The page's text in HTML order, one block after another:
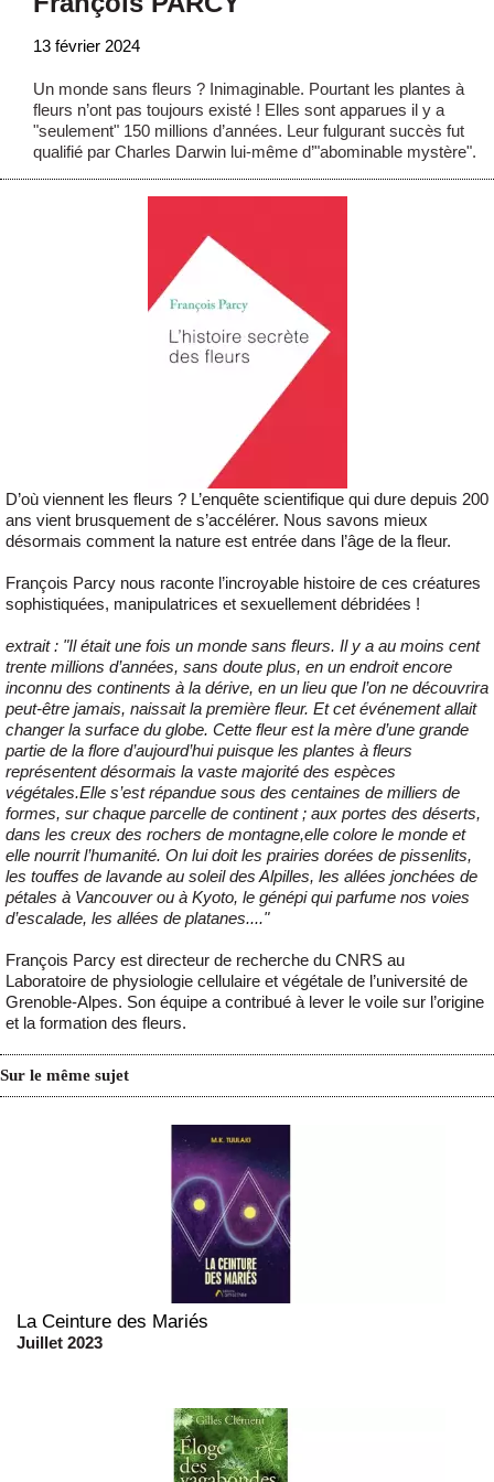
13 février 2024
Un monde sans fleurs ? Inimaginable. Pourtant les plantes à
fleurs n’ont pas toujours existé ! Elles sont apparues il y a
"seulement" 150 millions d’années. Leur fulgurant succès fut
qualifié par Charles Darwin lui-même d’"abominable mystère".
D’où viennent les fleurs ? L’enquête scientifique qui dure depuis 200
ans vient brusquement de s’accélérer. Nous savons mieux
désormais comment la nature est entrée dans l’âge de la fleur.
François Parcy nous raconte l’incroyable histoire de ces créatures
sophistiquées, manipulatrices et sexuellement débridées !
extrait : "Il était une fois un monde sans fleurs. Il y a au moins cent
trente millions d’années, sans doute plus, en un endroit encore
inconnu des continents à la dérive, en un lieu que l’on ne découvrira
peut-être jamais, naissait la première fleur. Et cet événement allait
changer la surface du globe. Cette fleur est la mère d’une grande
partie de la flore d’aujourd’hui puisque les plantes à fleurs
représentent désormais la vaste majorité des espèces
végétales.Elle s’est répandue sous des centaines de milliers de
formes, sur chaque parcelle de continent ; aux portes des déserts,
dans les creux des rochers de montagne,elle colore le monde et
elle nourrit l’humanité. On lui doit les prairies dorées de pissenlits,
les touffes de lavande au soleil des Alpilles, les allées jonchées de
pétales à Vancouver ou à Kyoto, le génépi qui parfume nos voies
d’escalade, les allées de platanes...."
François Parcy est directeur de recherche du CNRS au
Laboratoire de physiologie cellulaire et végétale de l’université de
Grenoble-Alpes. Son équipe a contribué à lever le voile sur l’origine
et la formation des fleurs.
Sur le même sujet
La Ceinture des Mariés
Juillet 2023